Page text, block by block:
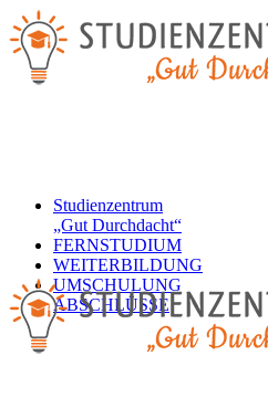
Studienzentrum
„Gut Durchdacht“
FERNSTUDIUM
WEITERBILDUNG
UMSCHULUNG
ABSCHLÜSSE